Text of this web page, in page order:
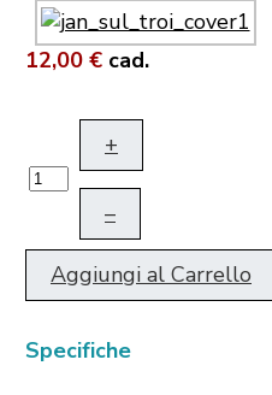
12,00 € cad.
+
–
Aggiungi al Carrello
Specifiche